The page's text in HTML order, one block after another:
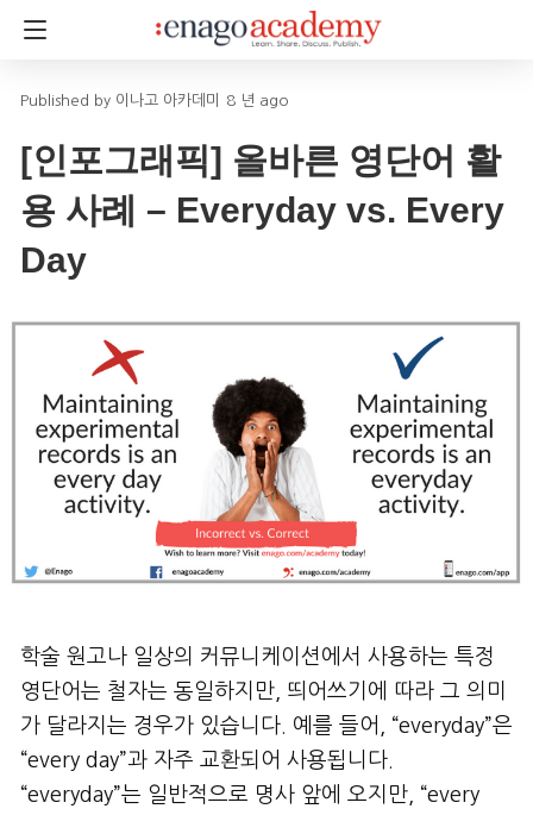
이나고 아카데미 8 년 ago
[인포그래픽] 올바른 영단어 활
용 사례 – Everyday vs. Every
Day
학술 원고나 일상의 커뮤니케이션에서 사용하는 특정
영단어는 철자는 동일하지만, 띄어쓰기에 따라 그 의미
가 달라지는 경우가 있습니다. 예를 들어, “everyday”은
“every day”과 자주 교환되어 사용됩니다.
“everyday”는 일반적으로 명사 앞에 오지만, “every